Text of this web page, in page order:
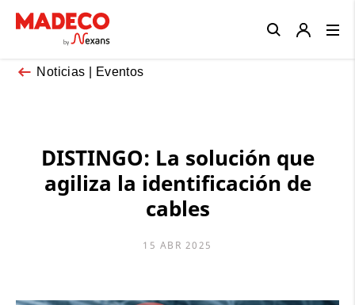
Noticias | Eventos
DISTINGO: La solución que
agiliza la identificación de
cables
15 ABR 2025
Close